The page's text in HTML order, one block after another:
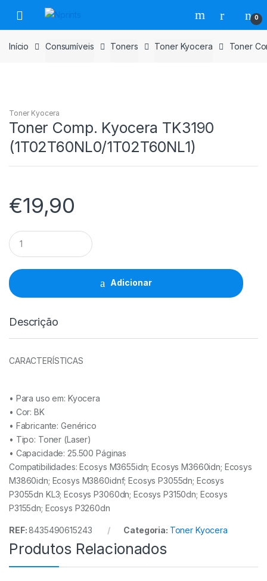
para
navegação
para
o
conteúdo
0
Início Consumíveis Toners Toner Kyocera Toner
Toner Kyocera
Toner Comp. Kyocera TK3190
(1T02T60NL0/1T02T60NL1)
€19,90
Toner
Comp.
Kyocera
TK3190
(1T02T60NL0/1T02T60NL1)
quantidade
Adicionar
Descrição
CARACTERÍSTICAS
• Para uso em: Kyocera
• Cor: BK
• Fabricante:Genérico
• Tipo: Toner (Laser)
• Capacidade: 25.500 Páginas
Compatibilidades: Ecosys M3655idn; Ecosys M3660idn; Ecosys
M3860idn; Ecosys M3860idnf; Ecosys P3055dn; Ecosys
P3055dn KL3; Ecosys P3060dn; Ecosys P3150dn; Ecosys
P3155dn; Ecosys P3260dn
REF:8435490615243 Categoria: Toner Kyocera
Produtos Relacionados